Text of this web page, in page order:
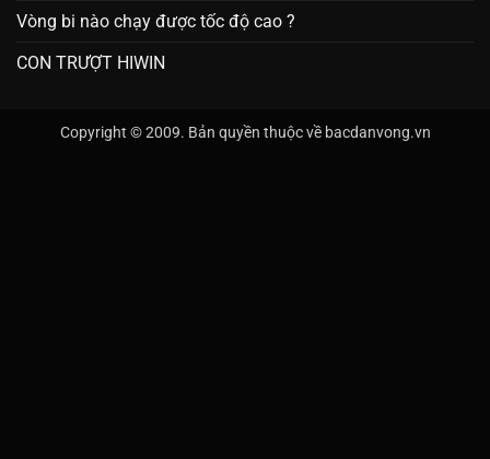
Vòng bi nào chạy được tốc độ cao ?
CON TRƯỢT HIWIN
Copyright © 2009. Bản quyền thuộc về bacdanvong.vn